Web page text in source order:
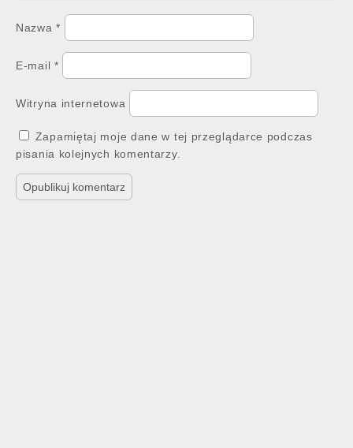
Nazwa*
E-mail *
Witryna internetowa
Zapamiętaj moje dane w tej przeglądarce podczas
pisania kolejnych komentarzy.